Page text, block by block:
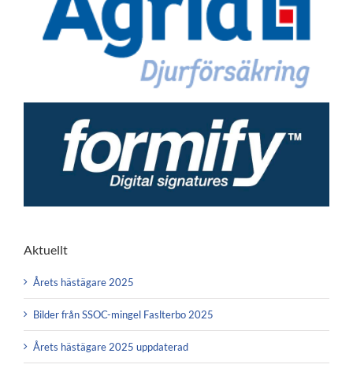
Aktuellt
Årets hästägare 2025
Bilder från SSOC-mingel Faslterbo 2025
Årets hästägare 2025 uppdaterad